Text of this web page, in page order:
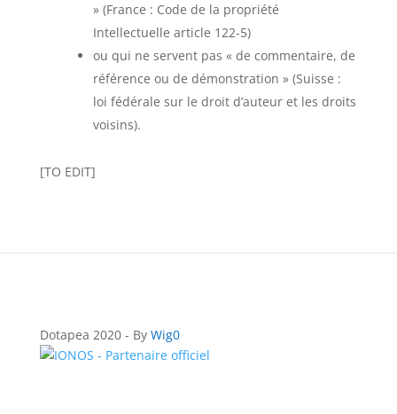
» (France : Code de la propriété
Intellectuelle article 122-5)
ou qui ne servent pas « de commentaire, de
référence ou de démonstration » (Suisse :
loi fédérale sur le droit d’auteur et les droits
voisins).
[TO EDIT]
Dotapea 2020 - By Wig0